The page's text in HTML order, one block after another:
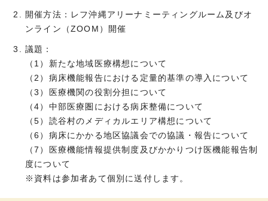
開催方法：レフ沖縄アリーナミーティングルーム及びオ
ンライン（ZOOM）開催
議題：
（1）新たな地域医療構想について
（2）病床機能報告における定量的基準の導入について
（3）医療機関の役割分担について
（4）中部医療圏における病床整備について
（5）読谷村のメディカルエリア構想について
（6）病床にかかる地区協議会での協議・報告について
（7）医療機能情報提供制度及びかかりつけ医機能報告制
度について
※資料は参加者あて個別に送付します。